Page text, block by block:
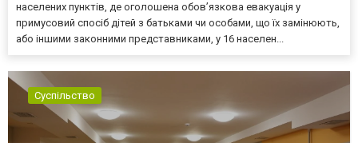
населених пунктів, де оголошена обов’язкова евакуація у
примусовий спосіб дітей з батьками чи особами, що їх замінюють,
або іншими законними представниками, у 16 населен...
Суспільство